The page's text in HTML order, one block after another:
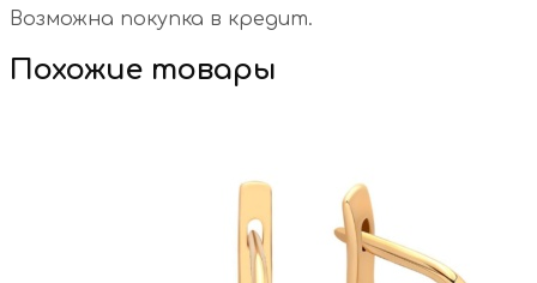
Возможна покупка в кредит.
Похожие товары